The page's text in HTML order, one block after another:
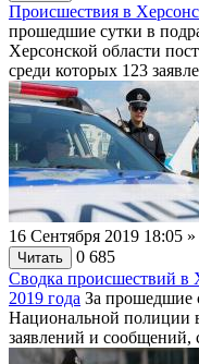
Происшествия в
прошедшие сутки в
Херсонской области
среди которых 123
16 Сентября 2019 18:05 »
Читать 0 685
Сводка происшествий в
2019 года За прошедшие
Национальной полиции
заявлений и сообщений,